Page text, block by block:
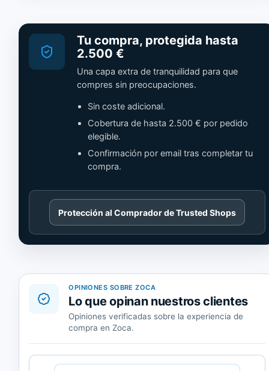
Tu compra, protegida hasta
2.500 €
Una capa extra de tranquilidad para que
compres sin preocupaciones.
Sin coste adicional.
Cobertura de hasta 2.500 € por pedido
elegible.
Confirmación por email tras completar tu
compra.
Cargando
contenido
de
Protección al Comprador de Trusted Shops
OPINIONES SOBRE ZOCA
Lo que opinan nuestros clientes
Opiniones verificadas sobre la experiencia de
compra en Zoca.